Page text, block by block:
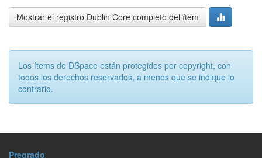
Mostrar el registro Dublin Core completo del ítem
Los ítems de DSpace están protegidos por copyright, con
todos los derechos reservados, a menos que se indique lo
contrario.
Pregrado